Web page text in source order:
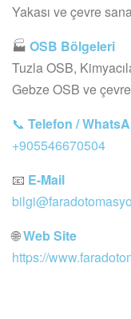
Yakası ve çevre
🏭 OSB Bölgeleri
Tuzla OSB,
Gebze OSB ve
📞 Telefon /
+905546670504
📧 E-Mail
🌐Web Site
https://